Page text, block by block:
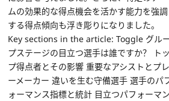
ス
レ
ビ
ュ
ー
ムの効果的な得点機会を活かす能力を強調
する得点傾向も浮き彫りになりました。
Key sections in the article: Toggle グル
プステージの目立つ選手は誰ですか？ トッ
プ得点者とその影響 重要なアシストとプレ
ーメーカー 違いを生む守備選手 選手のパ
ォーマンス指標と統計 目立つパフォーマン